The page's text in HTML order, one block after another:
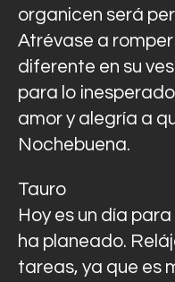
organicen será
Atrévase a
diferente en su
para lo
amor y alegría a
Nochebuena.
Tauro
Hoy es un día
ha planeado.
tareas, ya que es